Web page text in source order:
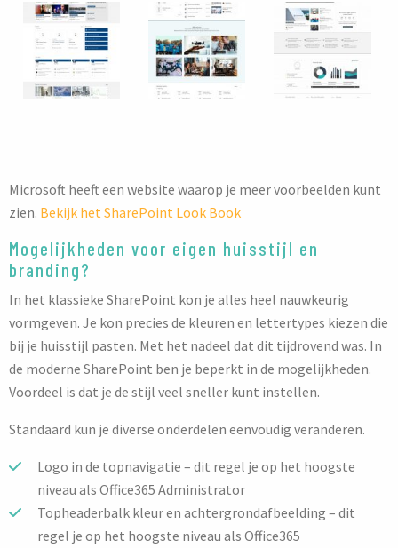
Microsoft heeft een website waarop je meer voorbeelden kunt
zien. Bekijk het SharePoint Look Book
Mogelijkheden voor eigen huisstijl en
branding?
In het klassieke SharePoint kon je alles heel nauwkeurig
vormgeven. Je kon precies de kleuren en lettertypes kiezen die
bij je huisstijl pasten. Met het nadeel dat dit tijdrovend was. In
de moderne SharePoint ben je beperkt in de mogelijkheden.
Voordeel is dat je de stijl veel sneller kunt instellen.
Standaard kun je diverse onderdelen eenvoudig veranderen.
Logo in de topnavigatie – dit regel je op het hoogste
niveau als Office365 Administrator
Topheaderbalk kleur en achtergrondafbeelding – dit
regel je op het hoogste niveau als Office365